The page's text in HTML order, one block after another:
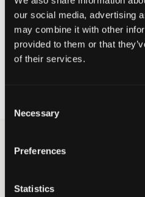
our social media, advertising
may combine it with other
provided to them or that
of their services.
Selection
Necessary
Preferences
Statistics
VELG EN
Svarte bukser fra Garcia.
er det strikk med snøring, og
normalhøy, og bena smalner av
Bukser